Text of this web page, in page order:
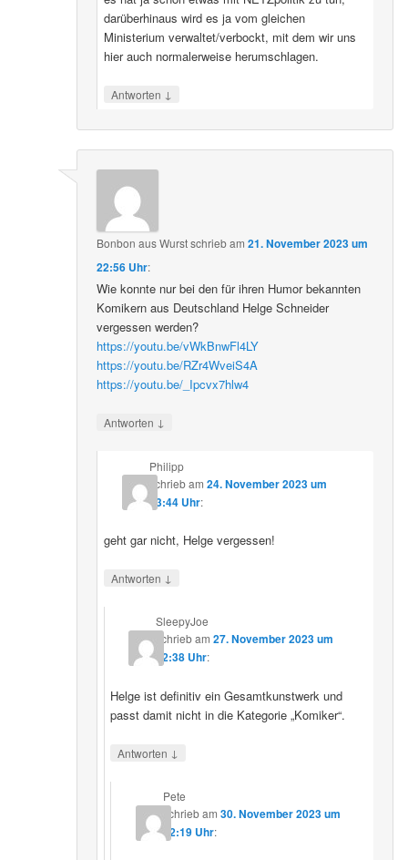
darüberhinaus wird es ja vom gleichen
Ministerium verwaltet/verbockt, mit dem wir uns
hier auch normalerweise herumschlagen.
Antworten ↓
Bonbon aus Wurstschriebam21. November 2023 um
22:56 Uhr:
Wie konnte nur bei den für ihren Humor bekannten
Komikern aus Deutschland Helge Schneider
vergessen werden?
https://youtu.be/vWkBnwFl4LY
https://youtu.be/RZr4WveiS4A
https://youtu.be/_Ipcvx7hlw4
Antworten ↓
Philipp
schriebam 24. November 2023 um
13:44 Uhr:
geht gar nicht, Helge vergessen!
Antworten ↓
SleepyJoe
schriebam27. November 2023 um
22:38 Uhr:
Helge ist definitiv ein Gesamtkunstwerk und
passt damit nicht in die Kategorie „Komiker“.
Antworten ↓
Pete
schriebam 30. November 2023 um
22:19 Uhr: